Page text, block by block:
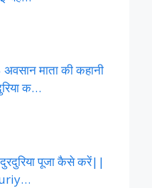
माता की कहानी
क…
पूजा कैसे करें||